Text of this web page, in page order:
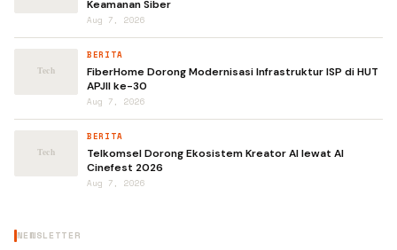
Keamanan Siber
Aug 7, 2026
BERITA
FiberHome Dorong Modernisasi Infrastruktur ISP di HUT
APJII ke-30
Aug 7, 2026
BERITA
Telkomsel Dorong Ekosistem Kreator AI lewat AI
Cinefest 2026
Aug 7, 2026
NEWSLETTER